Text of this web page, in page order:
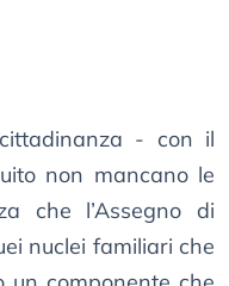
- con il
non mancano le
che l’Assegno di
nuclei familiari che